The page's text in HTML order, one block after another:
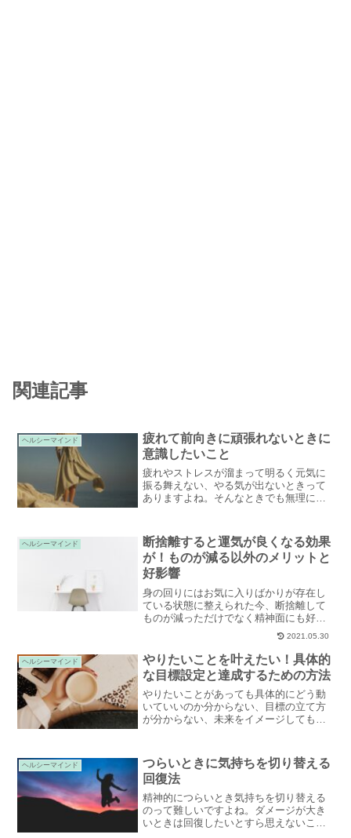
関連記事
ヘルシーマインド
疲れて前向きに頑張れないときに
意識したいこと
疲れやストレスが溜まって明るく元気に
振る舞えない、やる気が出ないときって
ありますよね。そんなときでも無理に頑
意識していたいことをご紹介します。
ヘルシーマインド
断捨離すると運気が良くなる効果
が！ものが減る以外のメリットと
好影響
身の回りにはお気に入りばかりが存在し
ている状態に整えられた今、断捨離して
ものが減っただけでなく精神面にも好影
響があったことを実感しています。断捨
離による運気アップの効果と気持ちの変
化をご紹介します。
2021.05.30
ヘルシーマインド
やりたいことを叶えたい！具体的
な目標設定と達成するための方法
やりたいことがあっても具体的にどう動
いていいのか分からない、目標の立て方
が分からない、未来をイメージしてもど
りたいことを達成するためのポイントを
ご紹介します。
ヘルシーマインド
つらいときに気持ちを切り替える
回復法
精神的につらいとき気持ちを切り替える
のって難しいですよね。ダメージが大き
いときは回復したいとすら思えないこと